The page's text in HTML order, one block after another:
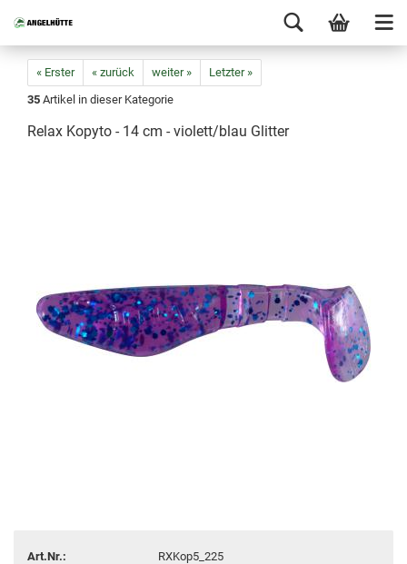
« Erster « zurück weiter »
Letzter »
35 Artikel in dieser Kategorie
Relax Kopyto - 14 cm - violett/blau Glitter
Art.Nr.:
RXKop5_225